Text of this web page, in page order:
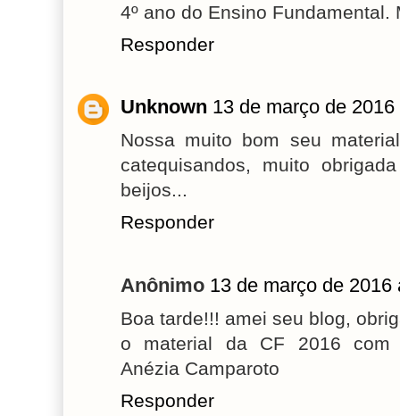
4º ano do Ensino Fundamental.
Responder
Unknown 13 de março de
Nossa muito bom seu
catequisandos, muito
beijos...
Responder
Anônimo 13 de março de 2016
Boa tarde!!! amei seu blog,
o material da CF 2016 com
Anézia Camparoto
Responder